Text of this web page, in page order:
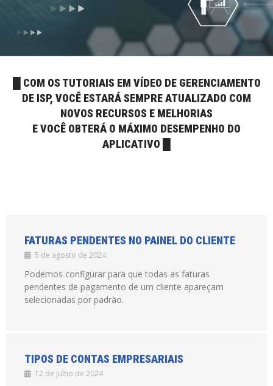
█ COM OS TUTORIAIS EM VÍDEO DE GERENCIAMENTO
DE ISP, VOCÊ ESTARÁ SEMPRE ATUALIZADO COM
NOVOS RECURSOS E MELHORIAS
E VOCÊ OBTERÁ O MÁXIMO DESEMPENHO DO
APLICATIVO █
FATURAS PENDENTES NO PAINEL DO CLIENTE
5 de agosto de 2024
Podemos configurar para que todas as faturas
pendentes de pagamento de um cliente apareçam
selecionadas por padrão.
TIPOS DE CONTAS EMPRESARIAIS
12 de julho de 2024